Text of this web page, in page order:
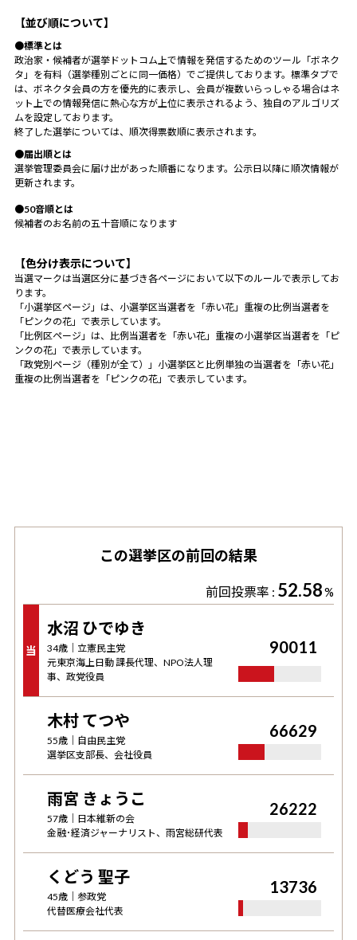
【並び順について】
●標準とは
政治家・候補者が選挙ドットコム上で情報を発信するためのツール「ボネク
タ」を有料（選挙種別ごとに同一価格）でご提供しております。標準タブで
は、ボネクタ会員の方を優先的に表示し、会員が複数いらっしゃる場合はネ
ット上での情報発信に熱心な方が上位に表示されるよう、独自のアルゴリズ
ムを設定しております。
終了した選挙については、順次得票数順に表示されます。
●届出順とは
選挙管理委員会に届け出があった順番になります。公示日以降に順次情報が
更新されます。
●50音順とは
候補者のお名前の五十音順になります
【色分け表示について】
当選マークは当選区分に基づき各ページにおいて以下のルールで表示してお
ります。
「小選挙区ページ」は、小選挙区当選者を「赤い花」重複の比例当選者を
「ピンクの花」で表示しています。
「比例区ページ」は、比例当選者を「赤い花」重複の小選挙区当選者を「ピ
ンクの花」で表示しています。
「政党別ページ（種別が全て）」小選挙区と比例単独の当選者を「赤い花」
重複の比例当選者を「ピンクの花」で表示しています。
この選挙区の前回の結果
前回投票率 : 52.58%
当
水沼 ひでゆき
34歳｜ 立憲民主党
元東京海上日動 課長代理、NPO法人理
事、政党役員
90011
木村 てつや
55歳｜ 自由民主党
選挙区支部長、会社役員
66629
雨宮 きょうこ
57歳｜ 日本維新の会
金融･経済ジャーナリスト、雨宮総研代表
26222
くどう 聖子
45歳｜ 参政党
代替医療会社代表
13736